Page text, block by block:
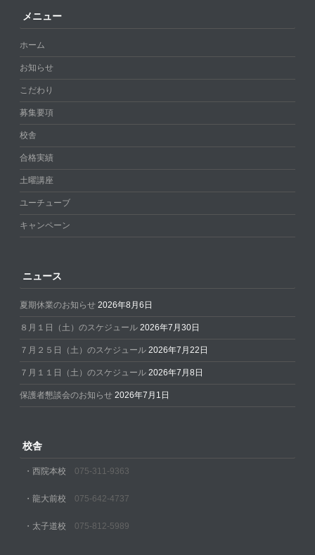
メニュー
ホーム
お知らせ
こだわり
募集要項
校舎
合格実績
土曜講座
ユーチューブ
キャンペーン
ニュース
夏期休業のお知らせ 2026年8月6日
８月１日（土）のスケジュール 2026年7月30日
７月２５日（土）のスケジュール 2026年7月22日
７月１１日（土）のスケジュール 2026年7月8日
保護者懇談会のお知らせ 2026年7月1日
校舎
・西院本校 075-311-9363
・龍大前校 075-642-4737
・太子道校 075-812-5989